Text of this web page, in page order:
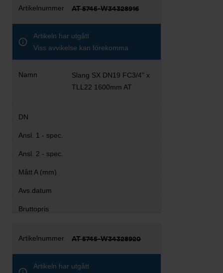
AT 5745-W34328916
Artikeln har utgått
Viss avvikelse kan förekomma
Slang SX DN19 FC3/4" x
TLL22 1600mm AT
AT 5745-W34328920
Artikeln har utgått